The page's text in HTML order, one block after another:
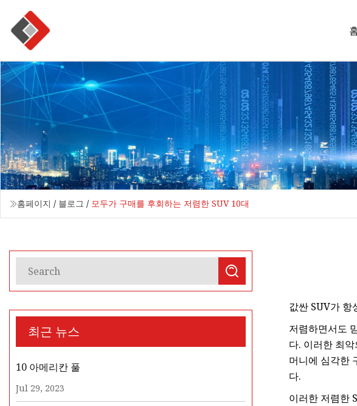
홈페이지 / 블로그 / 모두가 구매를 후회하는 저렴한 SUV 10대
최근 뉴스
10 아메리칸 풀
Jul 29, 2023
값싼 SUV가 항
저렴하면서도
다. 이러한 최
머니에 심각한
다.
이러한 저렴한